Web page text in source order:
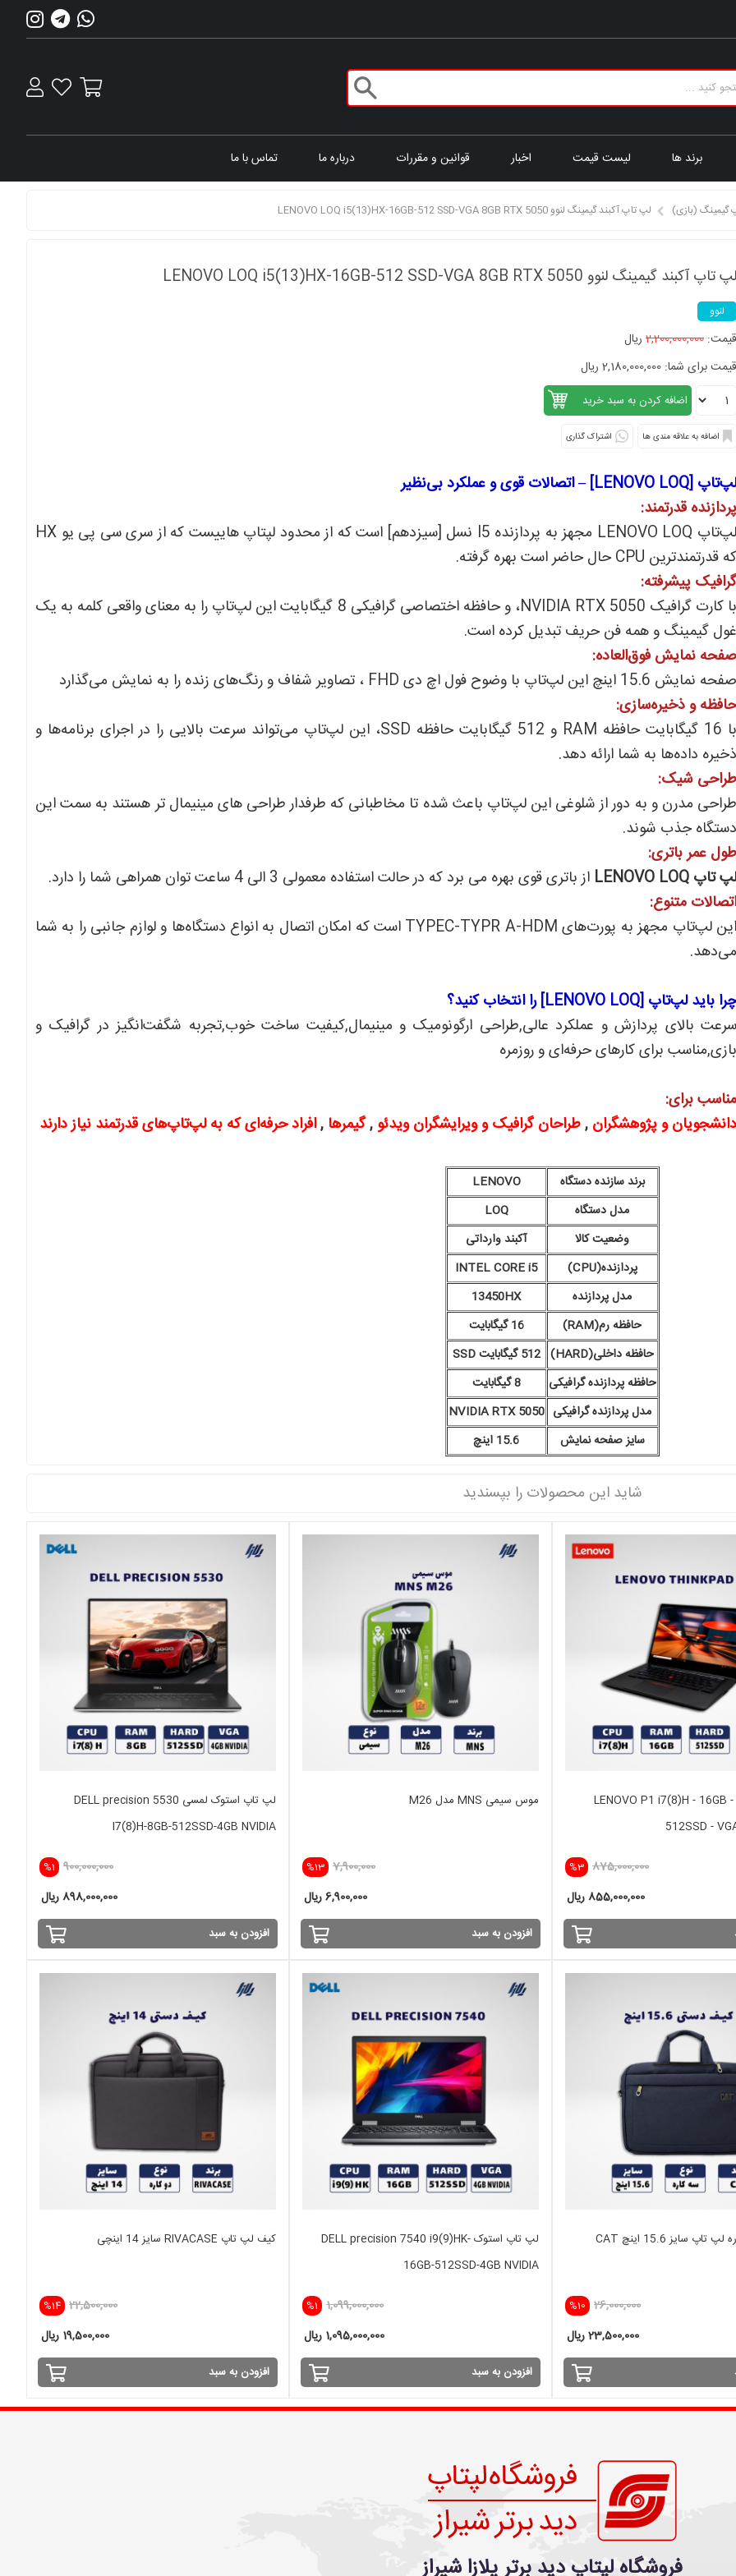
برند ها لیست قیمت اخبار قوانین و مقررات درباره ما تماس با ما
گیمینگ (بازی) لپ تاپ آکبند گیمینگ لنوو LENOVO LOQ i5(13)HX-16GB-512 SSD-VGA 8GB RTX 5050
لپ تاپ آکبند گیمینگ لنوو LENOVO LOQ i5(13)HX-16GB-512 SSD-VGA 8GB RTX 5050
لنوو
قیمت: 2,200,000,000 ریال
قیمت برای شما: 2,180,000,000 ریال
اشتراک گذاری
لپ‌تاپ [LENOVO LOQ] – اتصالات قوی و عملکرد بی‌نظیر
پردازنده قدرتمند:
لپ‌تاپ LENOVO LOQ مجهز به پردازنده I5 نسل [سیزدهم] است که از محدود لپتاپ هاییست که از سری سی پی یو HX
که قدرتمندترین CPU حال حاضر است بهره گرفته.
گرافیک پیشرفته:
با کارت گرافیک NVIDIA RTX 5050، و حافظه اختصاصی گرافیکی 8 گیگابایت این لپ‌تاپ را به معنای واقعی کلمه به یک
غول گیمینگ و همه فن حریف تبدیل کرده است.
صفحه نمایش فوق‌العاده:
صفحه نمایش 15.6 اینچ این لپ‌تاپ با وضوح فول اچ دی FHD ، تصاویر شفاف و رنگ‌های زنده را به نمایش می‌گذارد
حافظه و ذخیره‌سازی:
با 16 گیگابایت حافظه RAM و 512 گیگابایت حافظه SSD، این لپ‌تاپ می‌تواند سرعت بالایی را در اجرای برنامه‌ها و
ذخیره داده‌ها به شما ارائه دهد.
طراحی شیک:
طراحی مدرن و به دور از شلوغی این لپ‌تاپ باعث شده تا مخاطبانی که طرفدار طراحی های مینیمال تر هستند به سمت این
دستگاه جذب شوند.
طول عمر باتری:
لپ تاپ LENOVO LOQ
از باتری قوی بهره می برد که در حالت استفاده معمولی 3 الی 4 ساعت
توان همراهی شما را دارد.
اتصالات متنوع:
این لپ‌تاپ مجهز به پورت‌های TYPEC-TYPR A-HDM است که امکان اتصال به انواع دستگاه‌ها و لوازم جانبی را به شما
می‌دهد.
چرا باید لپ‌تاپ [LENOVO LOQ] را انتخاب کنید؟
سرعت بالای پردازش و عملکرد عالی,طراحی ارگونومیک و مینیمال,کیفیت ساخت خوب,تجربه شگفت‌انگیز در گرافیک و
بازی,مناسب برای کارهای حرفه‌ای و روزمره
مناسب برای:
دانشجویان و پژوهشگران ,طراحان گرافیک و ویرایشگران ویدئو ,گیمرها ,افراد حرفه‌ای که به لپ‌تاپ‌های قدرتمند نیاز دارند
برند سازنده دستگاه
LENOVO
مدل دستگاه
LOQ
وضعیت کالا
آکبند وارداتی
پردازنده(CPU)
INTEL CORE i5
مدل پردازنده
13450HX
حافظه رم(RAM)
16 گیگابایت
حافظه داخلی(HARD)
512 گیگابایت SSD
حافظه پردازنده گرافیکی
8 گیگابایت
مدل پردازنده گرافیکی NVIDIA RTX 5050
سایز صفحه نمایش
15.6 اینچ
شاید این محصولات را بپسندید
لپ تاپ استوک LENOVO P1 i7(8)H - 16GB -
512SSD -
%3 875,000,000
855,000,000 ریال
موس سیمی MNS مدل M26
%13 7,900,000
6,900,000 ریال
افزودن به سبد
لپ تاپ استوک لمسی DELL precision 5530
I7(8)H-8GB-512SSD-4GB NVIDIA
%1 900,000,000
898,000,000 ریال
افزودن به سبد
%10 26,000,000
23,500,000 ریال
لپ تاپ استوک DELL precision 7540 i9(9)HK-
16GB-512SSD-4GB NVIDIA
%1 1,099,000,000
1,095,000,000 ریال
افزودن به سبد
کیف لپ تاپ RIVACASE سایز 14 اینچی
%14 22,500,000
19,500,000 ریال
افزودن به سبد
فروشگاه لپتاپ دید برتر پلازا شیراز